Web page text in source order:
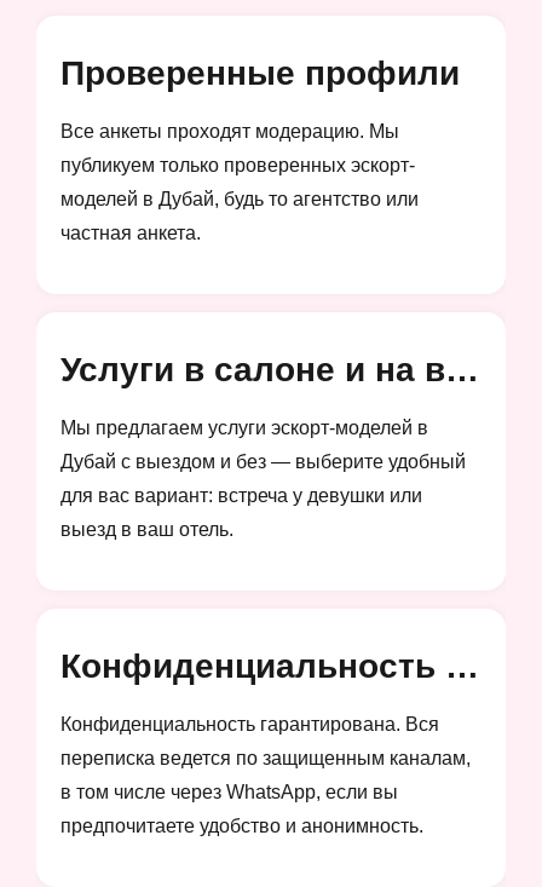
Проверенные профили
Все анкеты проходят модерацию. Мы
публикуем только проверенных эскорт-
моделей в Дубай, будь то агентство или
частная анкета.
Услуги в салоне и на выезд
Мы предлагаем услуги эскорт-моделей в
Дубай с выездом и без — выберите удобный
для вас вариант: встреча у девушки или
выезд в ваш отель.
Конфиденциальность и анонимность
Конфиденциальность гарантирована. Вся
переписка ведется по защищенным каналам,
в том числе через WhatsApp, если вы
предпочитаете удобство и анонимность.